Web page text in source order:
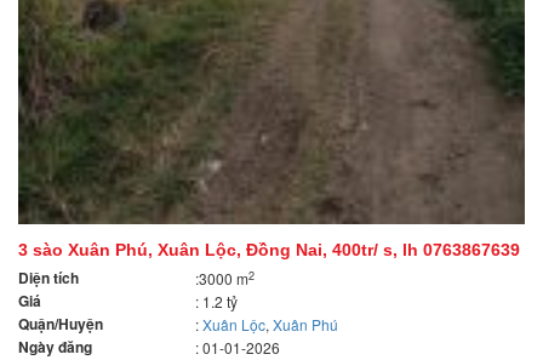
3 sào Xuân Phú, Xuân Lộc, Đồng Nai, 400tr/ s, lh 0763867639
Diện tích :3000 m2
Giá : 1.2 tỷ
Quận/Huyện :Xuân Lộc,Xuân Phú
Ngày đăng : 01-01-2026